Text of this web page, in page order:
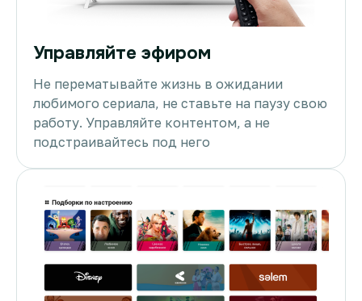
Управляйте эфиром
Не перематывайте жизнь в ожидании
любимого сериала, не ставьте на паузу свою
работу. Управляйте контентом, а не
подстраивайтесь под него